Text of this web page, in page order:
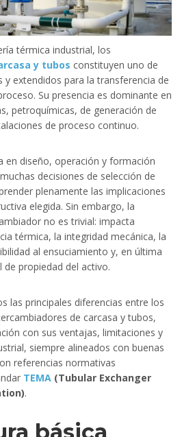
térmica industrial, los
y tubos constituyen uno de
y extendidos para la transferencia de
Su presencia es dominante en
petroquímicas, de generación de
de proceso continuo.
en diseño, operación y formación
decisiones de selección de
plenamente las implicaciones
elegida. Sin embargo, la
no es trivial: impacta
térmica, la integridad mecánica, la
al ensuciamiento y, en última
propiedad del activo.
las principales diferencias entre los
de carcasa y tubos,
con sus ventajas, limitaciones y
siempre alineados con buenas
referencias normativas
TEMA (Tubular Exchanger
.